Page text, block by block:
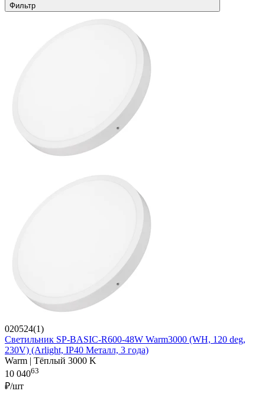
Фильтр
020524(1)
Светильник SP-BASIC-R600-48W Warm3000 (WH, 120 deg,
230V) (Arlight, IP40 Металл, 3 года)
Warm | Тёплый 3000 K
10 04063
₽/шт